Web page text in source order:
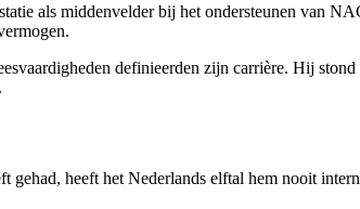
als middenvelder bij het ondersteunen van
definieerden zijn carrière. Hij
gehad, heeft het Nederlands elftal hem nooit